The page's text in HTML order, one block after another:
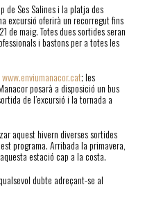
de Ses Salines i la platja des
excursió oferirà un recorregut fins
de maig. Totes dues sortides seran
i bastons per a totes les
www.enviumanacor.cat; les
posarà a disposició un bus
de l’excursió i la tornada a
aquest hivern diverses sortides
programa. Arribada la primavera,
estació cap a la costa.
dubte adreçant-se al